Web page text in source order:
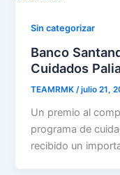
Sin categorizar
Banco
Cuidados
TEAMRMK /julio 21,
Un premio al
programa de
recibido un